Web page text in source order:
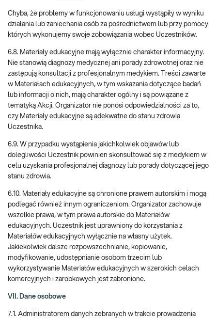
Chyba, że problemy w funkcjonowaniu usługi wystąpiły w wyniku
działania lub zaniechania osób za pośrednictwem lub przy pomocy
których wykonujemy swoje zobowiązania wobec Uczestników.
6.8. Materiały edukacyjne mają wyłącznie charakter informacyjny.
Nie stanowią diagnozy medycznej ani porady zdrowotnej oraz nie
zastępują konsultacji z profesjonalnym medykiem. Treści zawarte
w Materiałach edukacyjnych, w tym wskazania dotyczące badań
lub informacji o nich, mają charakter ogólny i są powiązane z
tematyką Akcji. Organizator nie ponosi odpowiedzialności za to,
czy Materiały edukacyjne są adekwatne do stanu zdrowia
Uczestnika.
6.9. W przypadku wystąpienia jakichkolwiek objawów lub
dolegliwości Uczestnik powinien skonsultować się z medykiem w
celu uzyskania profesjonalnej diagnozy lub porady dotyczącej jego
stanu zdrowia.
6.10. Materiały edukacyjne są chronione prawem autorskim i mogą
podlegać również innym ograniczeniom. Organizator zachowuje
wszelkie prawa, w tym prawa autorskie do Materiałów
edukacyjnych. Uczestnik jest uprawniony do korzystania z
Materiałów edukacyjnych wyłącznie na własny użytek.
Jakiekolwiek dalsze rozpowszechnianie, kopiowanie,
modyfikowanie, udostępnianie osobom trzecim lub
wykorzystywanie Materiałów edukacyjnych w szerokich celach
komercyjnych i zarobkowych jest zabronione.
VII. Dane osobowe
7.1. Administratorem danych zebranych w trakcie prowadzenia